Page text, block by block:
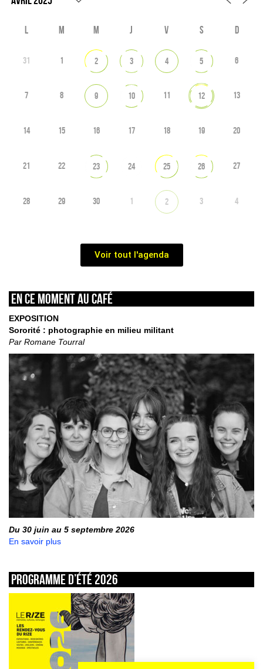
L M M J V S D
31 1 2 3 4 5 6
7 8 9 10 11 12 13
14 15 16 17 18 19 20
21 22 23 24 25 26 27
28 29 30 1 2 3 4
Voir tout l'agenda
En ce moment au café
EXPOSITION
Sororité : photographie en milieu militant
Par Romane Tourral
Du 30 juin au 5 septembre 2026
En savoir plus
Programme d’été 2026